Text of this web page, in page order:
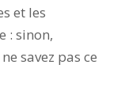
et les
: sinon,
savez pas ce